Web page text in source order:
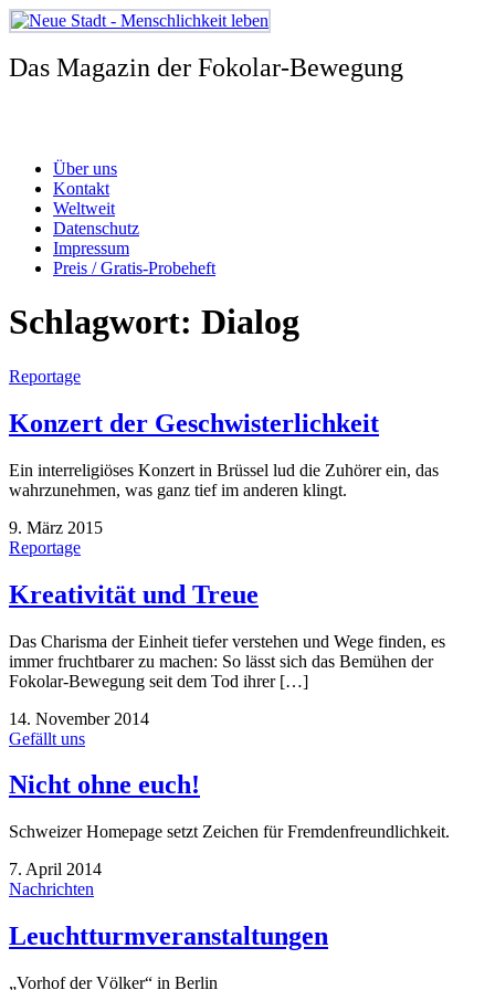
Zum
Inhalt
springen
Das Magazin der Fokolar-Bewegung
Über uns
Kontakt
Weltweit
Datenschutz
Impressum
Preis / Gratis-Probeheft
Schlagwort: Dialog
Reportage
Konzert der Geschwisterlichkeit
Ein interreligiöses Konzert in Brüssel lud die Zuhörer ein, das
wahrzunehmen, was ganz tief im anderen klingt.
9. März 2015
Reportage
Kreativität und Treue
Das Charisma der Einheit tiefer verstehen und Wege finden, es
immer fruchtbarer zu machen: So lässt sich das Bemühen der
Fokolar-Bewegung seit dem Tod ihrer […]
14. November 2014
Gefällt uns
Nicht ohne euch!
Schweizer Homepage setzt Zeichen für Fremdenfreundlichkeit.
7. April 2014
Nachrichten
Leuchtturmveranstaltungen
„Vorhof der Völker“ in Berlin